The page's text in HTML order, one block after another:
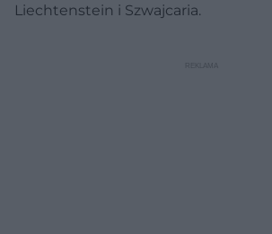
Liechtenstein i Szwajcaria.